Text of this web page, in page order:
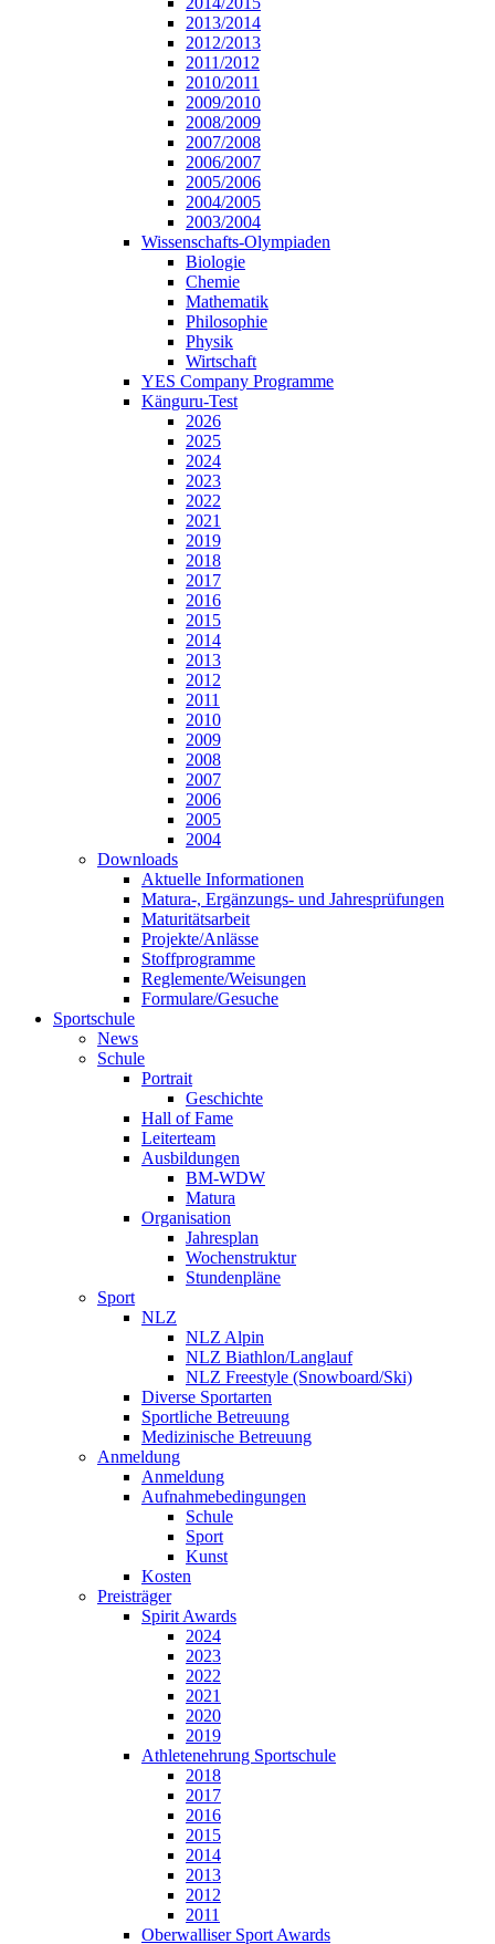
2013/2014
2012/2013
2011/2012
2010/2011
2009/2010
2008/2009
2007/2008
2006/2007
2005/2006
2004/2005
2003/2004
Wissenschafts-Olympiaden
Biologie
Chemie
Mathematik
Philosophie
Physik
Wirtschaft
YES Company Programme
Känguru-Test
2026
2025
2024
2023
2022
2021
2019
2018
2017
2016
2015
2014
2013
2012
2011
2010
2009
2008
2007
2006
2005
2004
Downloads
Aktuelle Informationen
Matura-, Ergänzungs- und Jahresprüfungen
Maturitätsarbeit
Projekte/Anlässe
Stoffprogramme
Reglemente/Weisungen
Formulare/Gesuche
Sportschule
News
Schule
Portrait
Geschichte
Hall of Fame
Leiterteam
Ausbildungen
BM-WDW
Matura
Organisation
Jahresplan
Wochenstruktur
Stundenpläne
Sport
NLZ
NLZ Alpin
NLZ Biathlon/Langlauf
NLZ Freestyle (Snowboard/Ski)
Diverse Sportarten
Sportliche Betreuung
Medizinische Betreuung
Anmeldung
Anmeldung
Aufnahmebedingungen
Schule
Sport
Kunst
Kosten
Preisträger
Spirit Awards
2024
2023
2022
2021
2020
2019
Athletenehrung Sportschule
2018
2017
2016
2015
2014
2013
2012
2011
Oberwalliser Sport Awards